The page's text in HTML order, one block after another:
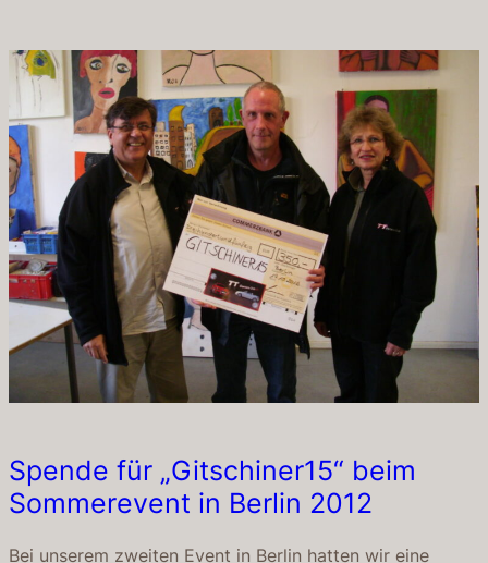
Spende für „Gitschiner15“ beim
Sommerevent in Berlin 2012
Bei unserem zweiten Event in Berlin hatten wir eine